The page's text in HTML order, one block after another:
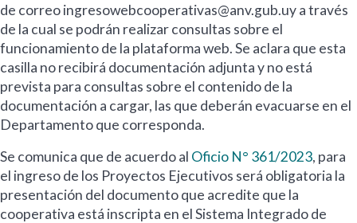
de correo ingresowebcooperativas@anv.gub.uy a través
de la cual se podrán realizar consultas sobre el
funcionamiento de la plataforma web. Se aclara que esta
casilla no recibirá documentación adjunta y no está
prevista para consultas sobre el contenido de la
documentación a cargar, las que deberán evacuarse en el
Departamento que corresponda.
Se comunica que de acuerdo al Oficio N° 361/2023, para
el ingreso de los Proyectos Ejecutivos será obligatoria la
presentación del documento que acredite que la
cooperativa está inscripta en el Sistema Integrado de